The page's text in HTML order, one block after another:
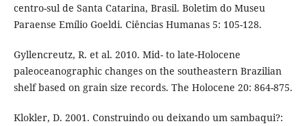
centro-sul de Santa Catarina, Brasil. Boletim do Museu
Paraense Emílio Goeldi. Ciências Humanas 5: 105-128.
Gyllencreutz, R. et al. 2010. Mid- to late-Holocene
paleoceanographic changes on the southeastern Brazilian
shelf based on grain size records. The Holocene 20: 864-875.
Klokler, D. 2001. Construindo ou deixando um sambaqui?: